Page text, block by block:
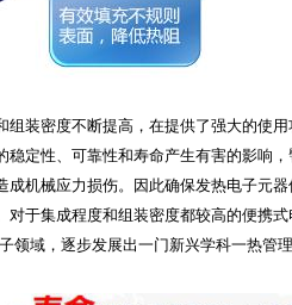
装密度不断提高，在提供了强大的使
定性、可靠性和寿命产生有害的影响
机械应力损伤。因此确保发热电子元
于集成程度和组装密度都较高的便携
领域，逐步发展出一门新兴学科一热管